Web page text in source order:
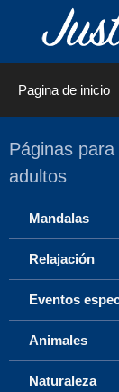
Pagina de inicio
Páginas
adultos
Mandalas
Relajación
Eventos
Animales
Naturaleza